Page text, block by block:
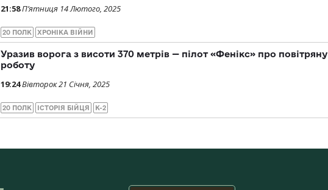
21:58П’ятниця 14 Лютого, 2025
20 ПОЛК ХРОНІКА ВІЙНИ
Уразив ворога з висоти 370 метрів — пілот «Фенікс» про повітряну
роботу
19:24Вівторок 21 Січня, 2025
20 ПОЛК ІСТОРІЯ БІЙЦЯ К-2